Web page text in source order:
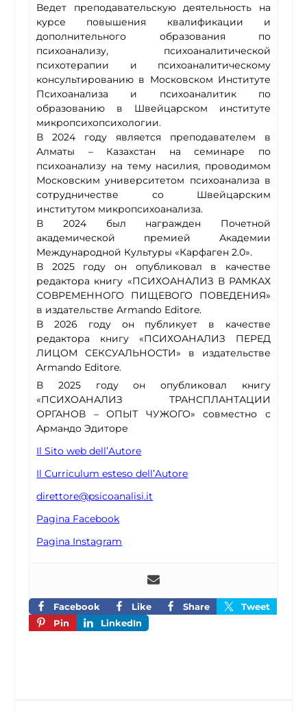
Ведет преподавательскую деятельность на
курсе повышения квалификации и
дополнительного образования по
психоанализу, психоаналитической
психотерапии и психоаналитическому
консультированию в Московском Институте
Психоанализа и психоаналитик по
образованию в Швейцарском институте
микропсихопсихологии.
В 2024 году является преподавателем в
Алматы – Казахстан на семинаре по
психоанализу на тему насилия, проводимом
Московским университетом психоанализа в
сотрудничестве со Швейцарским
институтом микропсихоанализа.
В 2024 был награжден Почетной
академической премией Академии
Международной Культуры «Карфаген 2.0».
В 2025 году он опубликовал в качестве
редактора книгу «ПСИХОАНАЛИЗ В РАМКАХ
СОВРЕМЕННОГО ПИЩЕВОГО ПОВЕДЕНИЯ»
в издательстве Armando Editore.
В 2026 году он публикует в качестве
редактора книгу «ПСИХОАНАЛИЗ ПЕРЕД
ЛИЦОМ СЕКСУАЛЬНОСТИ» в издательстве
Armando Editore.
В 2025 году он опубликовал книгу
«ПСИХОАНАЛИЗ ТРАНСПЛАНТАЦИИ
ОРГАНОВ – ОПЫТ ЧУЖОГО» совместно с
Армандо Эдиторе
Il Sito web dell’Autore
Il Curriculum esteso dell’Autore
direttore@psicoanalisi.it
Pagina Facebook
Pagina Instagram
Facebook Like Share
Tweet
Pin
LinkedIn